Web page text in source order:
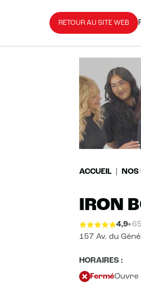
RETOUR AU SITE WEB
ACCUEIL NOS
IRON
4,9
157 Av. du
HORAIRES :
FerméOuvre